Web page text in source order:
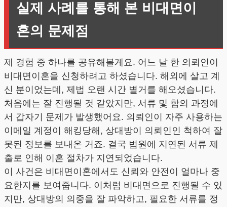
실제 사례를 통해 본 비대면이
혼의 문제점
제 경험 중 하나를 공유해볼게요. 어느 날 한 의뢰인이
비대면이혼을 신청하려고 하셨습니다. 해외에 살고 계
신 분이었는데, 제법 오랜 시간 별거를 해오셨습니다.
처음에는 잘 진행될 것 같았지만, 서류 및 합의 과정에
서 갑자기 문제가 발생했어요. 의뢰인이 자주 사용하는
이메일 계정이 해킹당해, 상대방이 의뢰인인 척하여 잘
못된 정보를 보내온 거죠. 결국 법원에 지연된 서류 제
출로 인해 이혼 절차가 지연되었습니다.
이 사건은 비대면이혼에서도 신뢰와 안전이 얼마나 중
요한지를 보여줍니다. 이처럼 비대면으로 진행될 수 있
지만, 상대방의 의중을 잘 파악하고, 필요한 서류를 정